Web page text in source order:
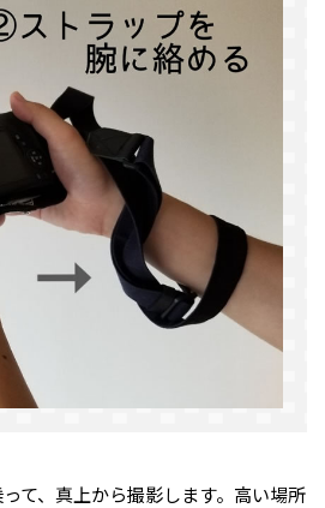
て、真上から撮影します。高い場所